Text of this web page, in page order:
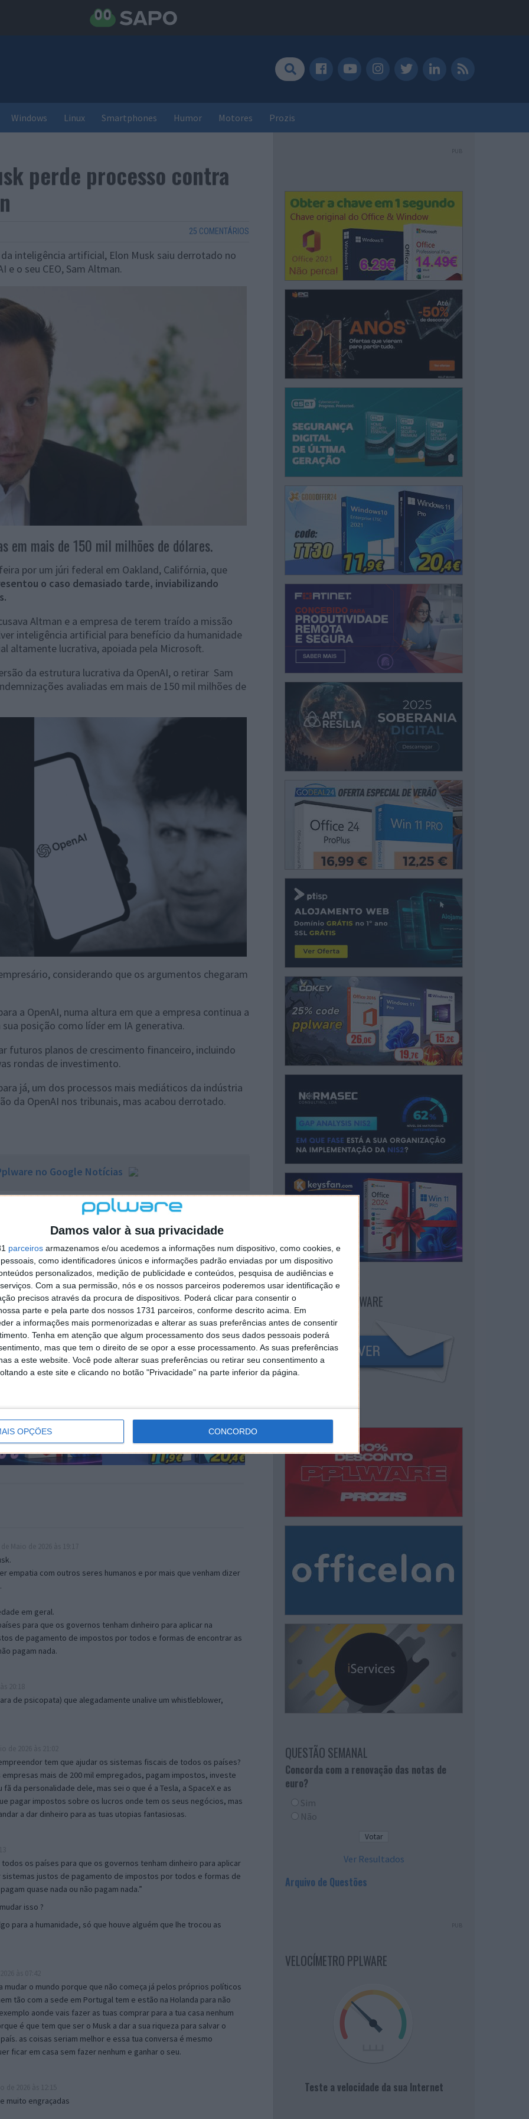
Damos valor à sua privacidade
parceiros armazenamos e/ou acedemos a informações num dispositivo, como cookies, e
como identificadores únicos e informações padrão enviadas por um dispositivo
personalizados, medição de publicidade e conteúdos, pesquisa de audiências e
Com a sua permissão, nós e os nossos parceiros poderemos usar identificação e
precisos através da procura de dispositivos. Poderá clicar para consentir o
parte e pela parte dos nossos 1731 parceiros, conforme descrito acima. Em
a informações mais pormenorizadas e alterar as suas preferências antes de consentir
Tenha em atenção que algum processamento dos seus dados pessoais poderá
mas que tem o direito de se opor a esse processamento. As suas preferências
a este website. Você pode alterar suas preferências ou retirar seu consentimento a
a este site e clicando no botão "Privacidade" na parte inferior da página.
OPÇÕES CONCORDO
Windows Linux Smartphones Humor Motores Prozis
perde processo contra
25 COMENTÁRIOS
inteligência artificial, Elon Musk saiu derrotado no
e o seu CEO, Sam Altman.
em mais de 150 mil milhões de dólares.
por um júri federal em Oakland, Califórnia, que
o caso demasiado tarde, inviabilizando
Altman e a empresa de terem traído a missão
inteligência artificial para benefício da humanidade
altamente lucrativa, apoiada pela Microsoft.
da estrutura lucrativa da OpenAI, o retirar Sam
avaliadas em mais de 150 mil milhões de
considerando que os argumentos chegaram
a OpenAI, numa altura em que a empresa continua a
posição como líder em IA generativa.
futuros planos de crescimento financeiro, incluindo
rondas de investimento.
já, um dos processos mais mediáticos da indústria
da OpenAI nos tribunais, mas acabou derrotado.
no Google Notícias
Autor:
PRÓXIMO ARTIGO
Hell Let Loose: Vietnam, o regresso ao
Vietname
empatia com outros seres humanos e por mais que venham dizer
em geral.
para que os governos tenham dinheiro para aplicar na
de pagamento de impostos por todos e formas de encontrar as
pagam nada.
de psicopata) que alegadamente unalive um whistleblower,
tem que ajudar os sistemas fiscais de todos os países?
empresas mais de 200 mil empregados, pagam impostos, investe
fã da personalidade dele, mas sei o que é a Tesla, a SpaceX e as
pagar impostos sobre os lucros onde tem os seus negócios, mas
a dar dinheiro para as tuas utopias fantasiosas.
os países para que os governos tenham dinheiro para aplicar
sistemas justos de pagamento de impostos por todos e formas de
quase nada ou não pagam nada.”
isso ?
para a humanidade, só que houve alguém que lhe trocou as
mudar o mundo porque que não começa já pelos próprios políticos
tão com a sede em Portugal tem e estão na Holanda para não
aonde vais fazer as tuas comprar para a tua casa nenhum
é que tem que ser o Musk a dar a sua riqueza para salvar o
as coisas seriam melhor e essa tua conversa é mesmo
ficar em casa sem fazer nenhum e ganhar o seu.
muito engraçadas
PUB
NEWSLETTER PPLWARE
QUESTÃO SEMANAL
Concorda com a renovação das notas de
euro?
Sim
Não
Ver Resultados
Arquivo de Questões
PUB
VELOCÍMETRO PPLWARE
Teste a velocidade da sua Internet